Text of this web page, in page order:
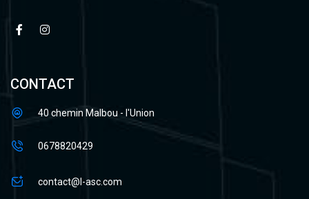
CONTACT
40 chemin Malbou - l'Union
0678820429
contact@l-asc.com